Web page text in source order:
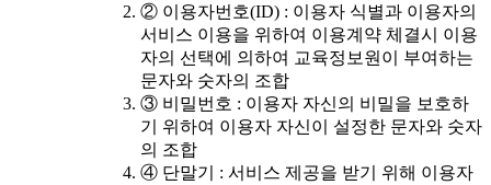
② 이용자번호(ID) : 이용자 식별과 이용자의
서비스 이용을 위하여 이용계약 체결시 이용
자의 선택에 의하여 교육정보원이 부여하는
문자와 숫자의 조합
③ 비밀번호 : 이용자 자신의 비밀을 보호하
기 위하여 이용자 자신이 설정한 문자와 숫자
의 조합
④ 단말기 : 서비스 제공을 받기 위해 이용자